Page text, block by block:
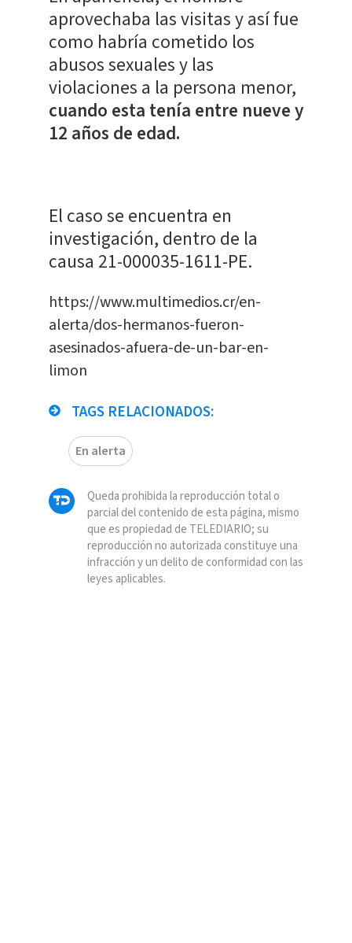
aprovechaba las visitas y así fue
como habría cometido los
abusos sexuales y las
violaciones a la persona menor,
cuando esta tenía entre nueve y
12 años de edad.
El caso se encuentra en
investigación, dentro de la
causa 21-000035-1611-PE.
https://www.multimedios.cr/en-
alerta/dos-hermanos-fueron-
asesinados-afuera-de-un-bar-en-
limon
TAGS RELACIONADOS:
En alerta
Queda prohibida la reproducción total o
parcial del contenido de esta página, mismo
que es propiedad de TELEDIARIO; su
reproducción no autorizada constituye una
infracción y un delito de conformidad con las
leyes aplicables.